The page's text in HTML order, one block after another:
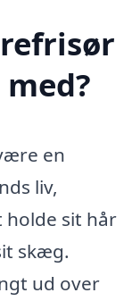
en
liv,
holde sit hår
skæg.
ud over